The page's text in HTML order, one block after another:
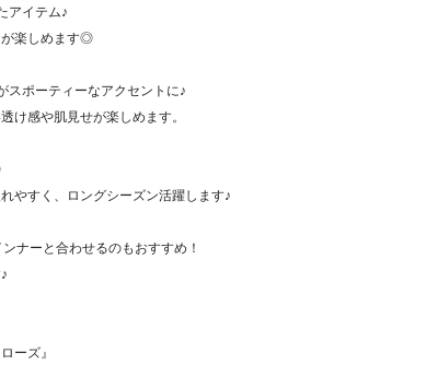
アイテム♪
が楽しめます◎
スポーティーなアクセントに♪
け感や肌見せが楽しめます。
やすく、ロングシーズン活躍します♪
ナーと合わせるのもおすすめ！
ーズ』